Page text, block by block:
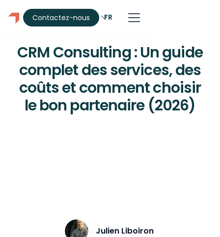
FR
Contactez-nous CRM
CRM Consulting : Un guide
complet des services, des
coûts et comment choisir
le bon partenaire (2026)
Julien Liboiron